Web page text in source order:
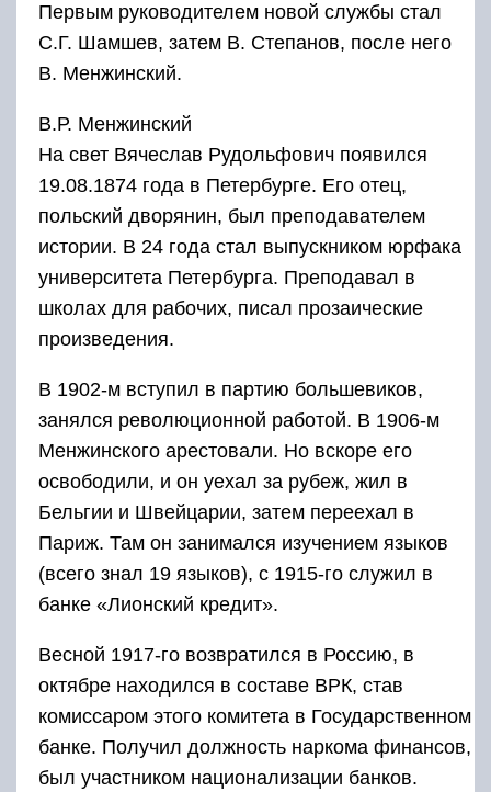
Первым руководителем новой службы стал
С.Г. Шамшев, затем В. Степанов, после него
В. Менжинский.
В.Р. Менжинский
На свет Вячеслав Рудольфович появился
19.08.1874 года в Петербурге. Его отец,
польский дворянин, был преподавателем
истории. В 24 года стал выпускником юрфака
университета Петербурга. Преподавал в
школах для рабочих, писал прозаические
произведения.
В 1902-м вступил в партию большевиков,
занялся революционной работой. В 1906-м
Менжинского арестовали. Но вскоре его
освободили, и он уехал за рубеж, жил в
Бельгии и Швейцарии, затем переехал в
Париж. Там он занимался изучением языков
(всего знал 19 языков), с 1915-го служил в
банке «Лионский кредит».
Весной 1917-го возвратился в Россию, в
октябре находился в составе ВРК, став
комиссаром этого комитета в Государственном
банке. Получил должность наркома финансов,
был участником национализации банков.